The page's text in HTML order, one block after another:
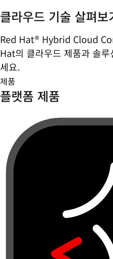
클라우드 기술 살펴보
Red Hat® Hybrid Cloud
Hat의 클라우드 제품과 솔
세요.
제품
플랫폼 제품